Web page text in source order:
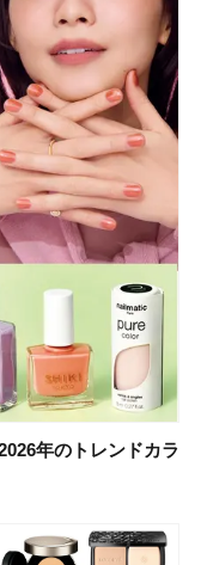
年のトレンドカラ
ニング」11選！ スキ
年のトレンドカラ
キングTOP5！＜美
だれ」の作り方＆ア
！ 若く見える・手
スキンケア・ヘアケ
ンクベージュ」レビ